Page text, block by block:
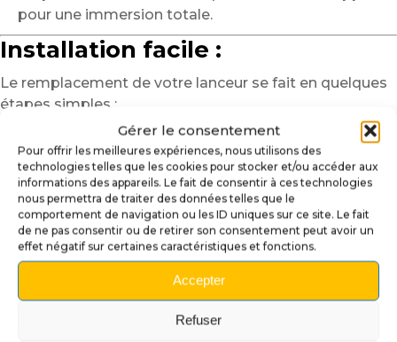
Gérer le consentement
Pour offrir les meilleures expériences, nous utilisons des
technologies telles que les cookies pour stocker et/ou accéder aux
informations des appareils. Le fait de consentir à ces technologies
nous permettra de traiter des données telles que le
comportement de navigation ou les ID uniques sur ce site. Le fait
de ne pas consentir ou de retirer son consentement peut avoir un
effet négatif sur certaines caractéristiques et fonctions.
Accepter
Refuser
pour une immersion totale.
Installation facile :
Le remplacement de votre lanceur se fait en quelques
étapes simples :
Retirez le ressort et les fixations de votre ancien
modèle.
Alignez soigneusement le nouveau lanceur avec le
mécanisme de lancement.
Replacez le ressort, puis vérifiez la fluidité du
mouvement avant utilisation.
En quelques minutes, votre flipper adopte un look
furieux et prêt à en découdre.
Pourquoi choisir ce lanceur